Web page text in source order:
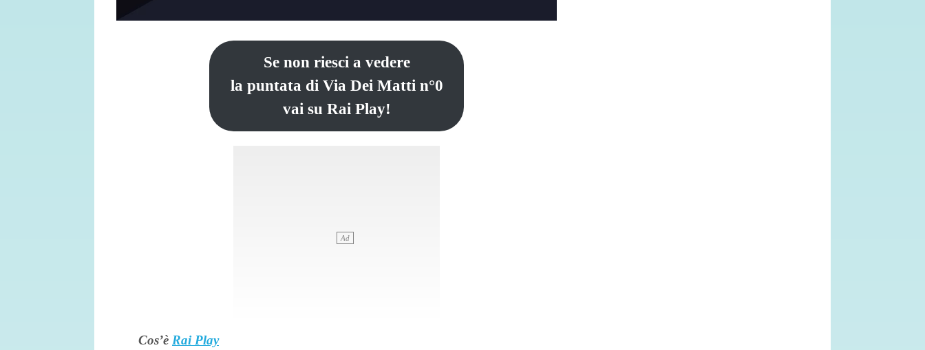
Se non riesci a vedere
la puntata di Via Dei Matti n°0
vai su Rai Play!
Cos’è Rai Play